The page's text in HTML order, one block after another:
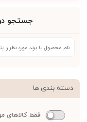
جستجو
دسته بندی ها
فقط کالاهای